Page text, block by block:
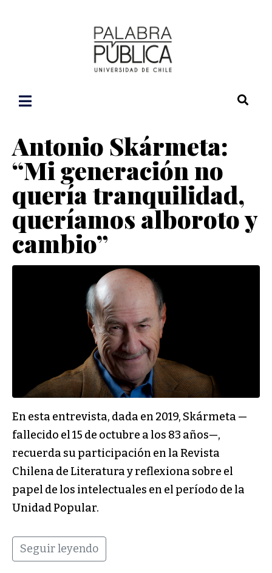
Antonio Skármeta:
“Mi generación no
quería tranquilidad,
queríamos alboroto y
cambio”
En esta entrevista, dada en 2019, Skármeta —
fallecido el 15 de octubre a los 83 años—,
recuerda su participación en la Revista
Chilena de Literatura y reflexiona sobre el
papel de los intelectuales en el período de la
Unidad Popular.
Seguir leyendo